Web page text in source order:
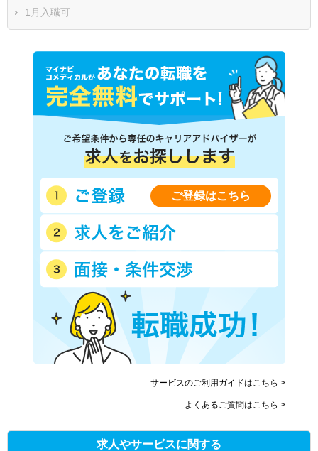
1月入職可
ご登録はこちら
サービスのご利用ガイドはこちら >
よくあるご質問はこちら >
求人やサービスに関する